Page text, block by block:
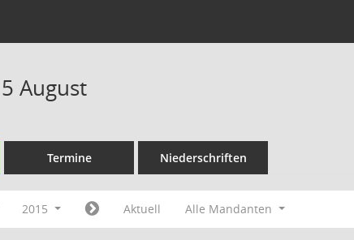
August
Termine Niederschriften
2015 Aktuell Alle Mandanten